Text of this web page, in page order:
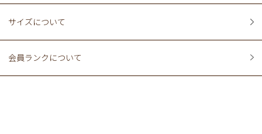
サイズについて
会員ランクについて